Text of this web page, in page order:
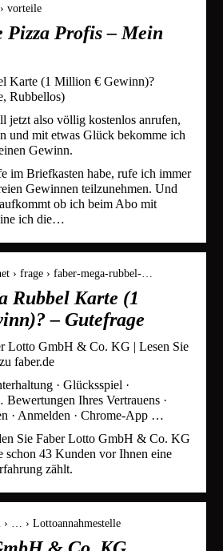
vorteile
Pizza Profis – Mein
Karte (1 Million € Gewinn)?
Rubbellos)
jetzt also völlig kostenlos anrufen,
und mit etwas Glück bekomme ich
Gewinn.
im Briefkasten habe, rufe ich immer
Gewinnen teilzunehmen. Und
ob ich beim Abo mit
ich die…
› frage › faber-mega-rubbel-…
Rubbel Karte (1
– Gutefrage
Lotto GmbH & Co. KG | Lesen Sie
faber.de
· Glücksspiel ·
Ihres Vertrauens ·
· Anmelden · Chrome-App …
Sie Faber Lotto GmbH & Co. KG
schon 43 Kunden vor Ihnen eine
zählt.
… › Lottoannahmestelle